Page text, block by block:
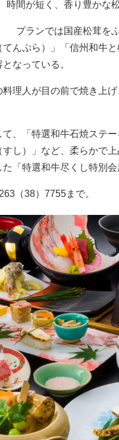
時間が短く、香り豊かな
プランでは国産松茸を
んぷら）」「信州和牛
なっている。
理人が目の前で焼き上
、「特選和牛石焼ステー
すし）」など、柔らかで
「特選和牛尽くし特別会
（38）7755まで。